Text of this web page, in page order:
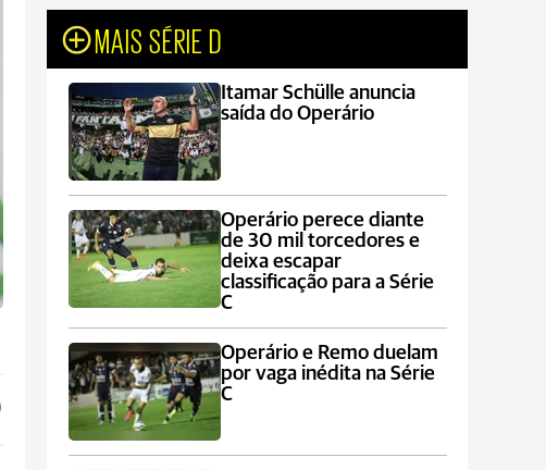
MAIS SÉRIE D
Itamar Schülle anuncia
saída do Operário
Operário perece diante
de 30 mil torcedores e
deixa escapar
classificação para a Série
C
Operário e Remo duelam
por vaga inédita na Série
C